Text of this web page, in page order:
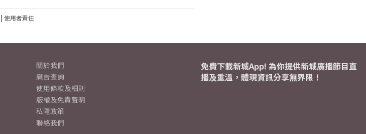
| 使用者責任
關於我們
廣告查詢
使用條款及細則
版權及免責聲明
私隱政策
聯絡我們
免費下載新城App! 為你提供新城廣播節目直
播及重溫，體現資訊分享無界限！